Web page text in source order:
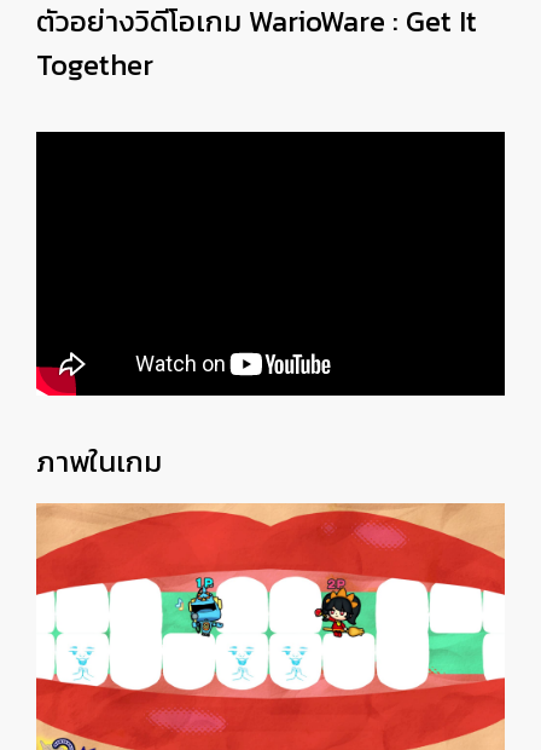
ตัวอย่างวิดีโอเกม WarioWare : Get It
Together
ภาพในเกม